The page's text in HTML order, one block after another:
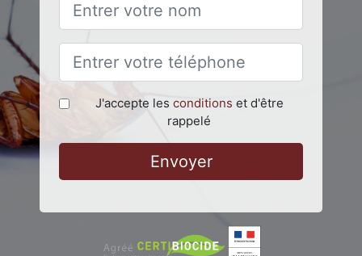
J'accepte les conditions et d'être
rappelé
Envoyer